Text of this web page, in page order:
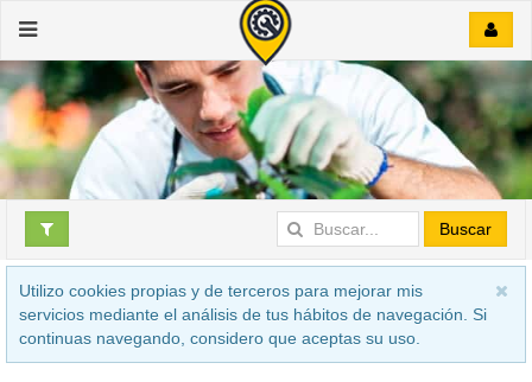
Buscar
Utilizo cookies propias y de terceros para mejorar mis
servicios mediante el análisis de tus hábitos de navegación. Si
continuas navegando, considero que aceptas su uso.